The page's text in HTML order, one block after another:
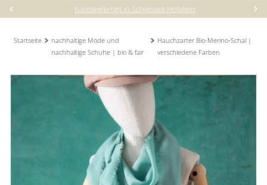
handgefertigt in Schleswig Holstein
Startseite
nachhaltige Mode und
nachhaltige Schuhe | bio & fair
Hauchzarter Bio-Merino-Schal |
verschiedene Farben